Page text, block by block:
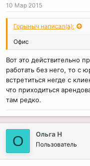
10 Мар 2015
Горыныч написал(а):
Офис
Вот это действительно
работать без него, то с
встретиться негде с
что приходиться
там редко.
О Ольга Н
Пользователь